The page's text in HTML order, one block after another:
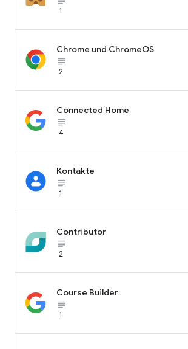
1
Chrome und ChromeOS
subject_black
2
Connected Home
subject_black
4
Kontakte
subject_black
1
Contributor
subject_black
2
Course Builder
subject_black
1